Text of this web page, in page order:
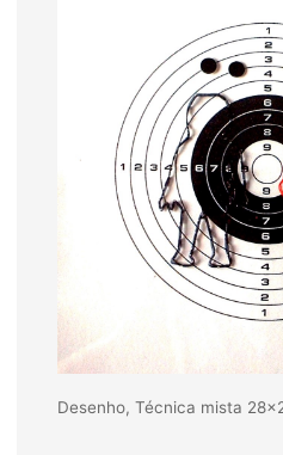
Desenho, Técnica mista